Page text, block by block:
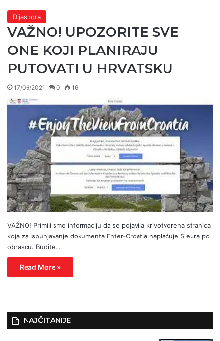
Dijaspora
VAŽNO! UPOZORITE SVE
ONE KOJI PLANIRAJU
PUTOVATI U HRVATSKU
17/06/2021 0 16
VAŽNO! Primili smo informaciju da se pojavila krivotvorena stranica
koja za ispunjavanje dokumenta Enter-Croatia naplaćuje 5 eura po
obrascu. Budite…
Read More »
NAJČITANIJE